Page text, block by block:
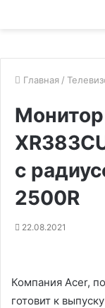
Главная /
с
2500R
22.08.2021
Компания Acer,
готовит к